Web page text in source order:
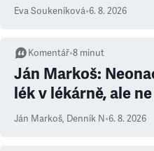
Eva Soukeníková•6. 8. 2026
Komentář•8 minut
Ján Markoš:
lék v lékárně, ale
Ján Markoš, Denník N•6. 8. 2026